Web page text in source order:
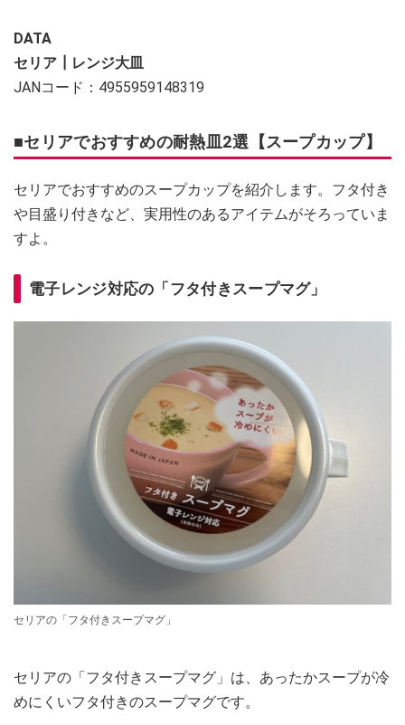
DATA
セリア┃レンジ大皿
JANコード：4955959148319
■セリアでおすすめの耐熱皿2選【スープカップ】
セリアでおすすめのスープカップを紹介します。フタ付き
や目盛り付きなど、実用性のあるアイテムがそろっていま
すよ。
電子レンジ対応の「フタ付きスープマグ」
セリアの「フタ付きスープマグ」
セリアの「フタ付きスープマグ」は、あったかスープが冷
めにくいフタ付きのスープマグです。